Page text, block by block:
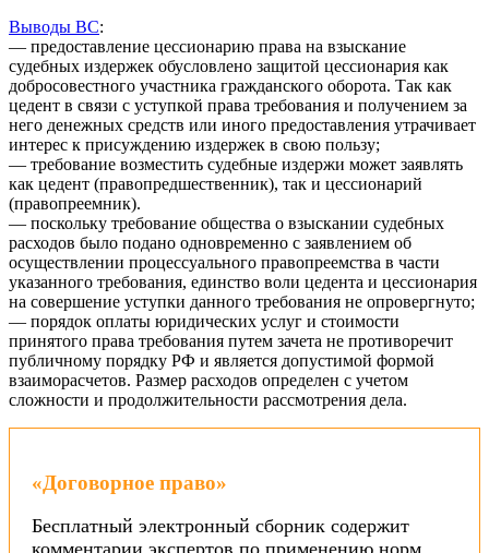
Выводы ВС:
— предоставление цессионарию права на взыскание
судебных издержек обусловлено защитой цессионария как
добросовестного участника гражданского оборота. Так как
цедент в связи с уступкой права требования и получением за
него денежных средств или иного предоставления утрачивает
интерес к присуждению издержек в свою пользу;
— требование возместить судебные издержи может заявлять
как цедент (правопредшественник), так и цессионарий
(правопреемник).
— поскольку требование общества о взыскании судебных
расходов было подано одновременно с заявлением об
осуществлении процессуального правопреемства в части
указанного требования, единство воли цедента и цессионария
на совершение уступки данного требования не опровергнуто;
— порядок оплаты юридических услуг и стоимости
принятого права требования путем зачета не противоречит
публичному порядку РФ и является допустимой формой
взаиморасчетов. Размер расходов определен с учетом
сложности и продолжительности рассмотрения дела.
«Договорное право»
Бесплатный электронный сборник содержит